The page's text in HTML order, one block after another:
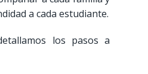
a cada estudiante.
los pasos a